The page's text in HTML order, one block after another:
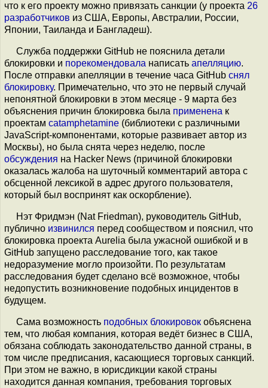
что к его проекту можно привязать санкции (у проекта 26
разработчиков из США, Европы, Австралии, России,
Японии, Таиланда и Бангладеш).
Служба поддержки GitHub не пояснила детали
блокировки и порекомендовала написать апелляцию.
После отправки апелляции в течение часа GitHub снял
блокировку. Примечательно, что это не первый случай
непонятной блокировки в этом месяце - 9 марта без
объяснения причин блокировка была применена к
проектам catamphetamine (библиотеки c различными
JavaScript-компонентами, которые развивает автор из
Москвы), но была снята через неделю, после
обсуждения на Hacker News (причиной блокировки
оказалась жалоба на шуточный комментарий автора с
обсценной лексикой в адрес другого пользователя,
который был воспринят как оскорбление).
Нэт Фридмэн (Nat Friedman), руководитель GitHub,
публично извинился перед сообществом и пояснил, что
блокировка проекта Aurelia была ужасной ошибкой и в
GitHub запущено расследование того, как такое
недоразумение могло произойти. По результатам
расследования будет сделано всё возможное, чтобы
недопустить возникновение подобных инцидентов в
будущем.
Сама возможность подобных блокировок объяснена
тем, что любая компания, которая ведёт бизнес в США,
обязана соблюдать законодательство данной страны, в
том числе предписания, касающиеся торговых санкций.
При этом не важно, в юрисдикции какой страны
находится данная компания, требования торговых